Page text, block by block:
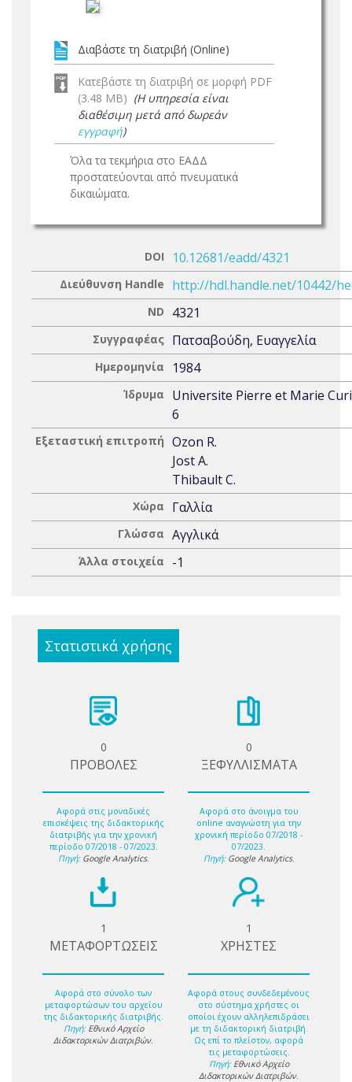
Διαβάστε τη διατριβή (Online)
Κατεβάστε τη διατριβή σε μορφή PDF
(3.48 MB) (Η υπηρεσία είναι
διαθέσιμη μετά από δωρεάν
εγγραφή)
Όλα τα τεκμήρια στο ΕΑΔΔ
προστατεύονται από πνευματικά
δικαιώματα.
DOI 10.12681/eadd/4321
Διεύθυνση Handle http://hdl.handle.net/10442/
ND 4321
Συγγραφέας Πατσαβούδη, Ευαγγελία
Ημερομηνία 1984
Ίδρυμα
Universite Pierre et Marie
6
Εξεταστική επιτροπή Ozon R.
Jost A.
Thibault C.
Χώρα Γαλλία
Γλώσσα Αγγλικά
Άλλα στοιχεία -1
Στατιστικά χρήσης
0
ΠΡΟΒΟΛΕΣ
Αφορά στις μοναδικές
επισκέψεις της διδακτορικής
διατριβής για την χρονική
περίοδο 07/2018 - 07/2023.
Πηγή: Google Analytics.
0
ΞΕΦΥΛΛΙΣΜΑΤΑ
Αφορά στο άνοιγμα του
online αναγνώστη για την
χρονική περίοδο 07/2018 -
07/2023.
Πηγή: Google Analytics.
1
ΜΕΤΑΦΟΡΤΩΣΕΙΣ
Αφορά στο σύνολο των
μεταφορτώσων του αρχείου
της διδακτορικής διατριβής.
Πηγή: Εθνικό Αρχείο
Διδακτορικών Διατριβών.
1
ΧΡΗΣΤΕΣ
Αφορά στους συνδεδεμένους
στο σύστημα χρήστες οι
οποίοι έχουν αλληλεπιδράσει
με τη διδακτορική διατριβή.
Ως επί το πλείστον, αφορά
τις μεταφορτώσεις.
Πηγή: Εθνικό Αρχείο
Διδακτορικών Διατριβών.